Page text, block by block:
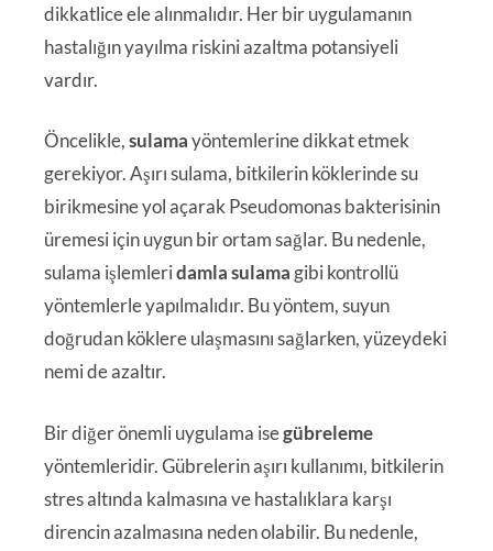
dikkatlice ele alınmalıdır. Her bir uygulamanın
hastalığın yayılma riskini azaltma potansiyeli
vardır.
Öncelikle,sulamayöntemlerine dikkat etmek
gerekiyor. Aşırı sulama, bitkilerin köklerinde su
birikmesine yol açarak Pseudomonas bakterisinin
üremesi için uygun bir ortam sağlar. Bu nedenle,
sulama işlemleridamla sulamagibi kontrollü
yöntemlerle yapılmalıdır. Bu yöntem, suyun
doğrudan köklere ulaşmasını sağlarken, yüzeydeki
nemi de azaltır.
Bir diğer önemli uygulama isegübreleme
yöntemleridir. Gübrelerin aşırı kullanımı, bitkilerin
stres altında kalmasına ve hastalıklara karşı
direncin azalmasına neden olabilir. Bu nedenle,